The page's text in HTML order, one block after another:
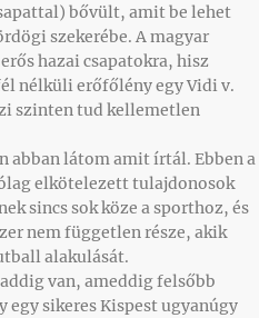
bővült, amit be lehet
szekerébe. A magyar
hazai csapatokra, hisz
nélküli erőfőlény egy Vidi v.
szinten tud kellemetlen
abban látom amit írtál. Ebben a
elkötelezett tulajdonosok
sincs sok köze a sporthoz, és
nem független része, akik
alakulását.
van, ameddig felsőbb
egy sikeres Kispest ugyanúgy